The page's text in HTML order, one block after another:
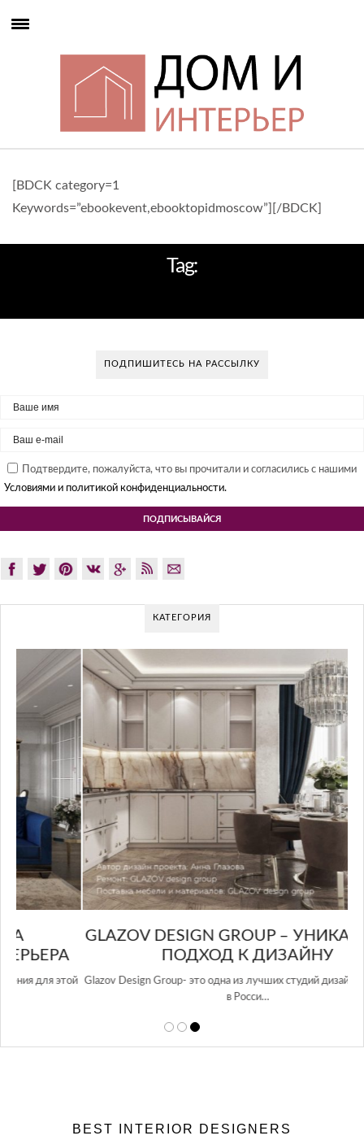
[BDCK category=1
Keywords=”ebookevent,ebooktopidmoscow”][/BDCK]
Tag:
ПОДПИШИТЕСЬ НА РАССЫЛКУ
Подтвердите, пожалуйста, что вы прочитали и согласились с нашими
Условиями и политикой конфиденциальности.
КАТЕГОРИЯ
GLAZOV DESIGN GROUP – УНИКАЛЬНЫЙ
ПОДХОД К ДИЗАЙНУ
Glazov Design Group- это одна из лучших студий дизайна интерьера
BEST INTERIOR DESIGNERS